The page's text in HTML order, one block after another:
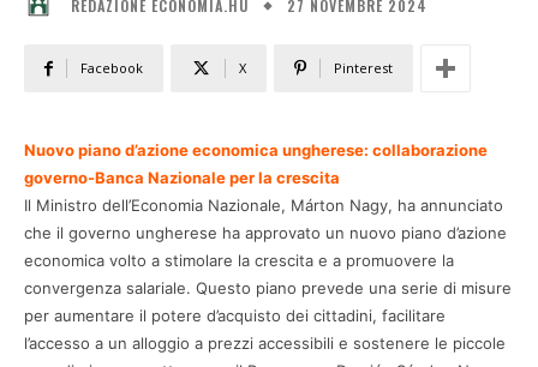
REDAZIONE ECONOMIA.HU 27 NOVEMBRE 2024
Facebook X Pinterest
Nuovo piano d’azione economica ungherese: collaborazione
governo-Banca Nazionale per la crescita
Il Ministro dell’Economia Nazionale, Márton Nagy, ha annunciato
che il governo ungherese ha approvato un nuovo piano d’azione
economica volto a stimolare la crescita e a promuovere la
convergenza salariale. Questo piano prevede una serie di misure
per aumentare il potere d’acquisto dei cittadini, facilitare
l’accesso a un alloggio a prezzi accessibili e sostenere le piccole